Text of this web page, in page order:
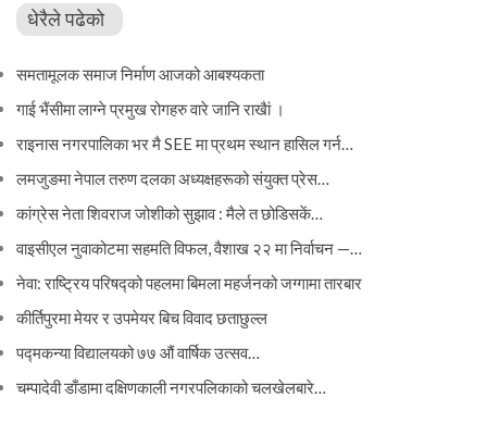
धेरैले पढेको
समतामूलक समाज निर्माण आजको आबश्यकता
गाई भैंसीमा लाग्ने प्रमुख रोगहरु वारे जानि राखैां ।
राइनास नगरपालिका भर मै SEE मा प्रथम स्थान हासिल गर्न…
लमजुङमा नेपाल तरुण दलका अध्यक्षहरूको संयुक्त प्रेस…
कांग्रेस नेता शिवराज जोशीको सुझाव : मैले त छोडिसकें…
वाइसीएल नुवाकोटमा सहमति विफल, वैशाख २२ मा निर्वाचन —…
नेवा: राष्ट्रिय परिषद्को पहलमा बिमला महर्जनको जग्गामा तारबार
कीर्तिपुरमा मेयर र उपमेयर बिच विवाद छताछुल्ल
पद्मकन्या विद्यालयको ७७ औं ‌‌वार्षिक ‌उत्सव…
चम्पादेवी डाँडामा दक्षिणकाली नगरपलिकाको चलखेलबारे…